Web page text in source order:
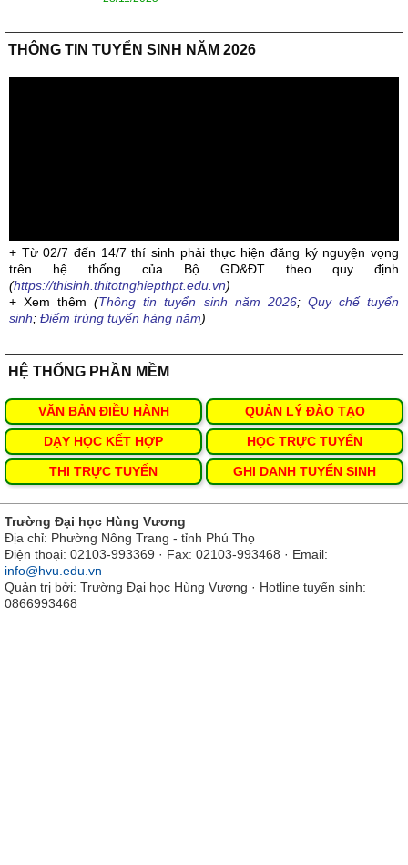
THÔNG TIN TUYỂN SINH NĂM 2026
+ Từ 02/7 đến 14/7 thí sinh phải thực hiện đăng ký nguyện vọng
trên hệ thống của Bộ GD&ĐT theo quy định
(https://thisinh.thitotnghiepthpt.edu.vn)
+ Xem thêm(Thông tin tuyển sinh năm 2026; Quy chế tuyển
sinh; Điểm trúng tuyển hàng năm)
HỆ THỐNG PHẦN MỀM
VĂN BẢN ĐIỀU HÀNH QUẢN LÝ ĐÀO TẠO
DẠY HỌC KẾT HỢP HỌC TRỰC TUYẾN
THI TRỰC TUYẾN GHI DANH TUYỂN SINH
Trường Đại học Hùng Vương
Địa chỉ: Phường Nông Trang - tỉnh Phú Thọ
Điện thoại: 02103-993369 · Fax: 02103-993468 · Email:
info@hvu.edu.vn
Quản trị bởi: Trường Đại học Hùng Vương · Hotline tuyển sinh:
0866993468